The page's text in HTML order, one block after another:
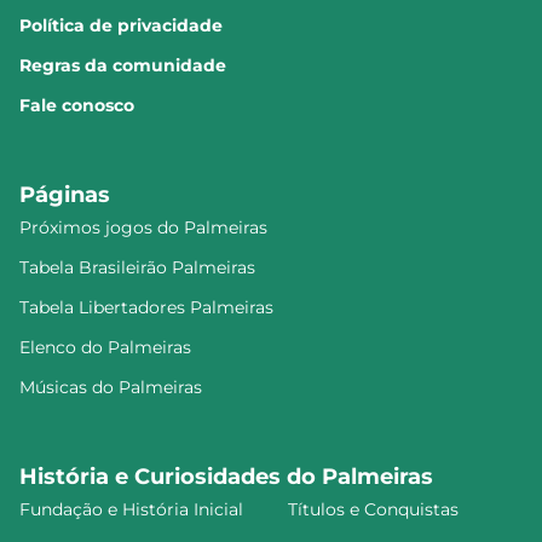
Política de privacidade
Regras da comunidade
Fale conosco
Páginas
Próximos jogos do Palmeiras
Tabela Brasileirão Palmeiras
Tabela Libertadores Palmeiras
Elenco do Palmeiras
Músicas do Palmeiras
História e Curiosidades do Palmeiras
Fundação e História Inicial
Títulos e Conquistas